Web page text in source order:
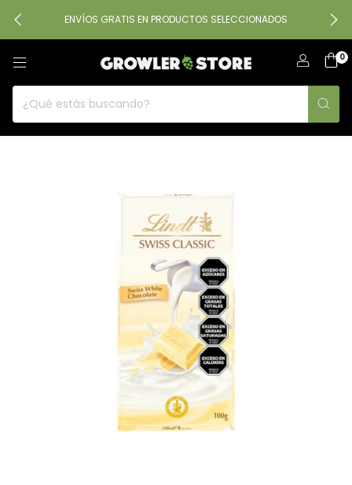
ENVÍOS GRATIS EN PRODUCTOS SELECCIONADOS
0